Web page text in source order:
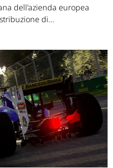
dell'azienda europea
di...